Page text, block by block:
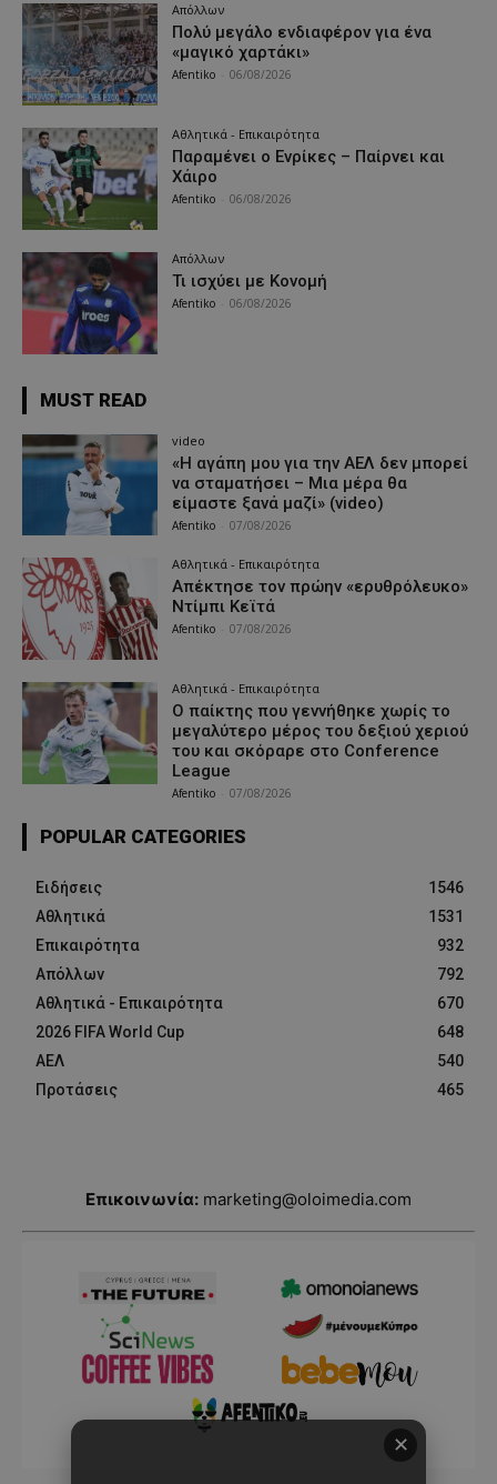
Απόλλων
Πολύ μεγάλο ενδιαφέρον για ένα
«μαγικό χαρτάκι»
Afentiko 06/08/2026
Αθλητικά - Επικαιρότητα
Παραμένει ο Ενρίκες – Παίρνει και
Χάιρο
Afentiko 06/08/2026
Απόλλων
Τι ισχύει με Κονομή
Afentiko 06/08/2026
MUST READ
video
«Η αγάπη μου για την ΑΕΛ δεν μπορεί
να σταματήσει – Μια μέρα θα
είμαστε ξανά μαζί» (video)
Afentiko 07/08/2026
Αθλητικά - Επικαιρότητα
Απέκτησε τον πρώην «ερυθρόλευκο»
Ντίμπι Κεϊτά
Afentiko 07/08/2026
Αθλητικά - Επικαιρότητα
Ο παίκτης που γεννήθηκε χωρίς το
μεγαλύτερο μέρος του δεξιού χεριού
του και σκόραρε στο Conference
League
Afentiko 07/08/2026
POPULAR CATEGORIES
Ειδήσεις
1546
Αθλητικά
1531
Επικαιρότητα
932
Απόλλων
792
Αθλητικά - Επικαιρότητα
670
2026 FIFA World Cup
648
ΑΕΛ
540
Προτάσεις
465
Επικοινωνία: marketing@oloimedia.com
✕